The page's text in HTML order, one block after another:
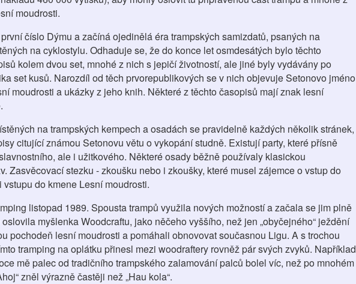
moudrosti.
číslo Dýmu a začíná ojedinělá éra trampských samizdatů, psaných na
na cyklostylu. Odhaduje se, že do konce let osmdesátých bylo těchto
kolem dvou set, mnohé z nich s jepičí životností, ale jiné byly vydávány po
set kusů. Narozdíl od těch prvorepublikových se v nich objevuje Setonovo jméno
moudrosti a ukázky z jeho knih. Některé z těchto časopisů mají znak lesní
na trampských kempech a osadách se pravidelně každých několik stránek,
citující známou Setonovu větu o vykopání studně. Existují party, které přísně
ale i užitkového. Některé osady běžně používaly klasickou
Zasvěcovací stezku - zkoušku nebo i zkoušky, které musel zájemce o vstup do
do kmene Lesní moudrosti.
listopad 1989. Spousta trampů využila nových možností a začala se jim plně
myšlenka Woodcraftu, jako něčeho vyššího, než jen „obyčejného“ ježdění
pochodeň lesní moudrosti a pomáhali obnovovat současnou Ligu. A s trochou
tramping na oplátku přinesl mezi woodraftery rovněž pár svých zvyků. Například
mě palec od tradičního trampského zalamování palců bolel víc, než po mnohém
zněl výrazně častěji než „Hau kola“.